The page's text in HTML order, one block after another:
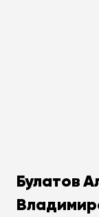
Булатов